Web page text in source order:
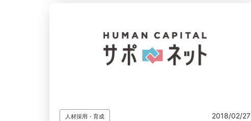
人材採用・育成 2018/02/27